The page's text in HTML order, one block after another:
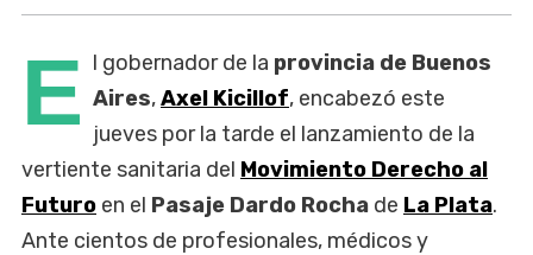
E l gobernador de la provincia de Buenos
Aires,Axel Kicillof, encabezó este
jueves por la tarde el lanzamiento de la
vertiente sanitaria del Movimiento Derecho al
Futuro en el Pasaje Dardo Rocha de La Plata.
Ante cientos de profesionales, médicos y